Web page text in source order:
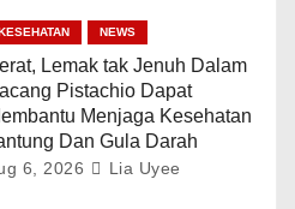
NEWS
Lemak tak Jenuh Dalam
Pistachio Dapat
Menjaga Kesehatan
Dan Gula Darah
6, 2026 Lia Uyee